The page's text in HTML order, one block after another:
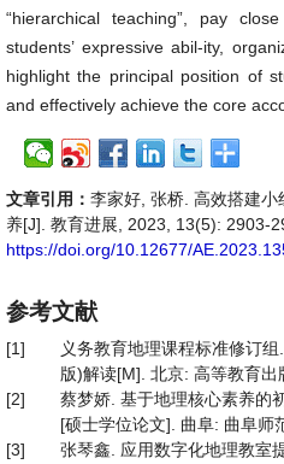
“hierarchical teaching”, pay
students’ expressive abil-ity,
highlight the principal position of
and effectively achieve the core
文章引用： 李家好, 张桥. 高效搭建
养[J]. 教育进展, 2023, 13(5): 2903-
https://doi.org/10.12677/
参考文献
[1]
义务教育地理课程标准修订
版)解读[M]. 北京: 高等教育出
[2]
蔡梦娇. 基于地理核心素养的
[硕士学位论文]. 曲阜: 曲阜师
[3]
张琴鑫. 应用数字化地理教室